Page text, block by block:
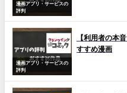
漫画アプリ・サービスの
評判
漫画アプリ・サービスの
評判
【利用者の本
すすめ漫画